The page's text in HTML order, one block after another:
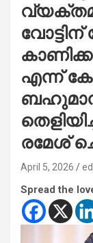
വോട്ടിന്
എന്ന്
രമേശ്
April 5, 2026
Spread the